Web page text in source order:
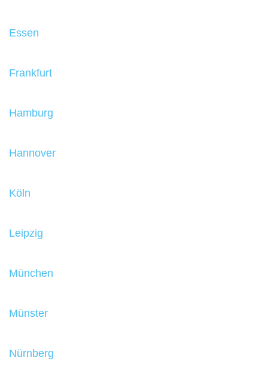
Essen
Frankfurt
Hamburg
Hannover
Köln
Leipzig
München
Münster
Nürnberg